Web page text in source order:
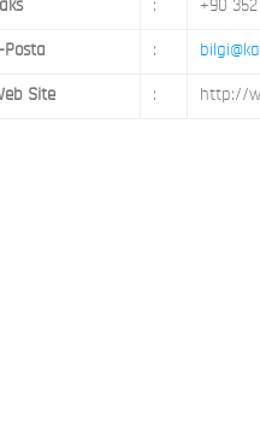
: +90
Posta :
Site : http://